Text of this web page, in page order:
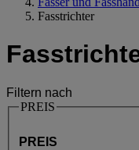
Fasstrichter
Filtern nach
PREIS
PREIS